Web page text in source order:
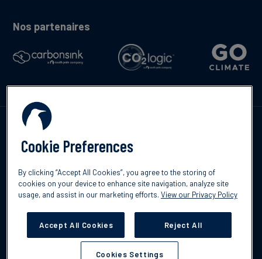
English
Nos partenaires
responsabilité
Cookie Preferences
By clicking “Accept All Cookies”, you agree to the storing of
cookies on your device to enhance site navigation, analyze site
usage, and assist in our marketing efforts. View our Privacy Policy
Accept All Cookies Reject All
Cookies Settings